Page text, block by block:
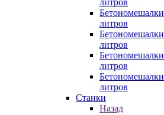
литров
литров
литров
литров
литров
Станки
Назад